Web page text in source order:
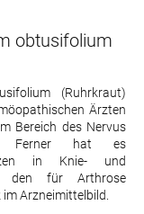
obtusifolium
(Ruhrkraut)
Ärzten
Bereich des Nervus
Ferner hat es
in Knie- und
den für Arthrose
Arzneimittelbild.